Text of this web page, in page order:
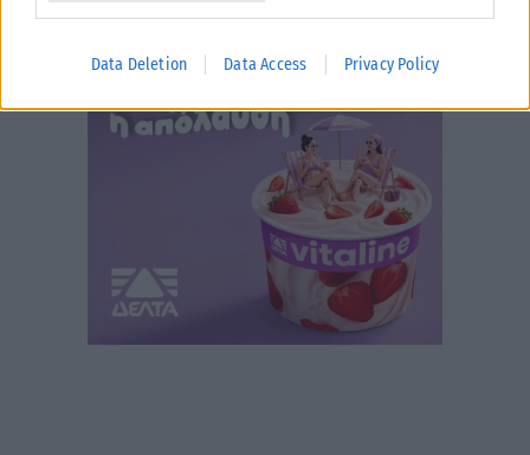
Data Deletion Data Access Privacy Policy